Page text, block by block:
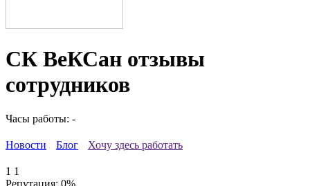
СК ВеКСан отзывы
сотрудников
Часы работы: -
Новости Блог Хочу здесь работать
1 1
Репутация: 0%